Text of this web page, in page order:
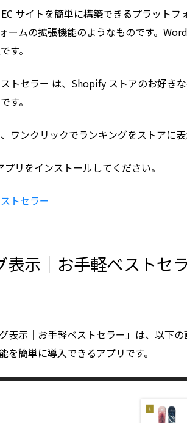
サイトを簡単に構築できるプラットフ
ームの拡張機能のようなものです。
す。
トセラー は、Shopify ストアのお好き
す。
ワンクリックでランキングをストアに表
リをインストールしてください。
トセラー
表示｜お手軽ベストセ
表示｜お手軽ベストセラー」は、以下
簡単に導入できるアプリです。